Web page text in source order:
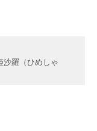
沙羅（ひめしゃ